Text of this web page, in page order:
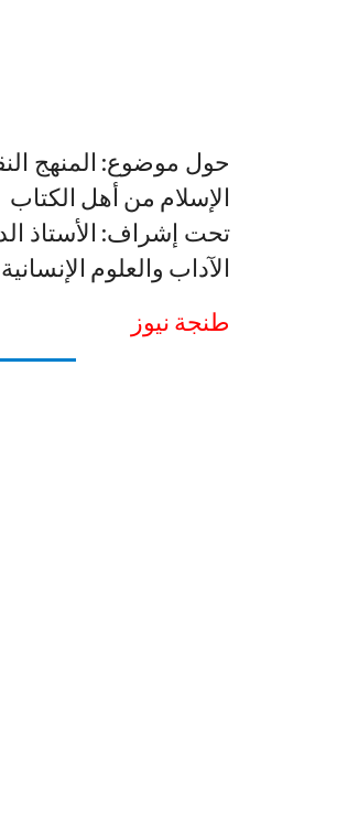
حول موضوع: المنهج
الإسلام من أهل الكتاب
تحت إشراف: الأستاذ
الآداب والعلوم
طنجة نيوز